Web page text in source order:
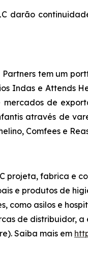
darão
tem um
Indas e Attends
mercados de
através de
Comfees e
projeta, fabrica e
e produtos de
como asilos e
de
Saiba mais em